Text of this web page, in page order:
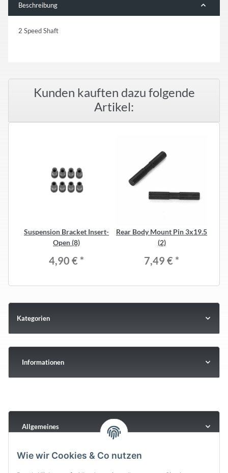
Beschreibung
2 Speed Shaft
Kunden kauften dazu folgende
Artikel:
Suspension Bracket Insert-
Open (8)
4,90 € *
Rear Body Mount Pin 3x19.5
(2)
7,49 € *
Kategorien
Informationen
Allgemeines
Wie wir Cookies & Co nutzen